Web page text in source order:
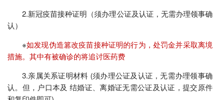
2.新冠疫苗接种证明（须办理公证及认证，无需办理领事确
认）
※如发现伪造篡改疫苗接种证明的行为，处罚金并采取离境
措施。其中有被确诊的将追讨医药费
3.亲属关系证明材料 (须办理公证及认证，无需办理领事确
认。但，户口本及 结婚证、离婚证无需公证及认证，提交原件